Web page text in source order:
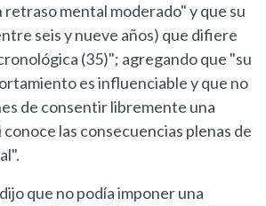
mental moderado" y que su
seis y nueve años) que difiere
(35)"; agregando que "su
es influenciable y que no
de consentir libremente una
las consecuencias plenas de
que no podía imponer una